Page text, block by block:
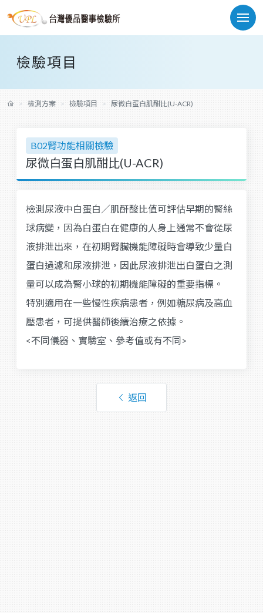
檢驗項目
檢測方案 檢驗項目 尿微白蛋白肌酣比(U-ACR)
尿微白蛋白肌酣比(U-ACR)
B02腎功能相關檢驗
檢測尿液中白蛋白∕肌酐酸比值可評估早期的腎絲
球病變，因為白蛋白在健康的人身上通常不會從尿
液排泄出來，在初期腎臟機能障礙時會導致少量白
蛋白過濾和尿液排泄，因此尿液排泄出白蛋白之測
量可以成為腎小球的初期機能障礙的重要指標。
特別適用在一些慢性疾病患者，例如糖尿病及高血
壓患者，可提供醫師後續治療之依據。
<不同儀器、實驗室、參考值或有不同>
返回